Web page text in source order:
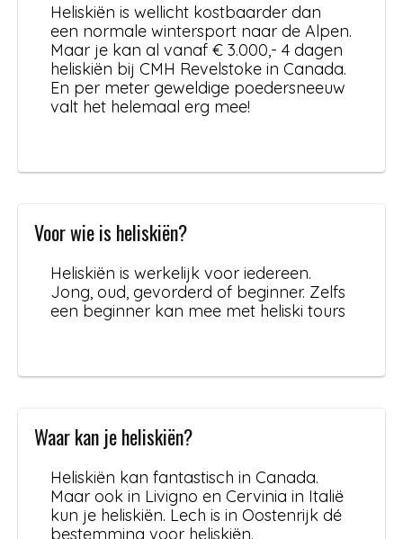
Heliskiën is wellicht kostbaarder dan
een normale wintersport naar de Alpen.
Maar je kan al vanaf € 3.000,- 4 dagen
heliskiën bij CMH Revelstoke in Canada.
En per meter geweldige poedersneeuw
valt het helemaal erg mee!
Voor wie is heliskiën?
Heliskiën is werkelijk voor iedereen.
Jong, oud, gevorderd of beginner. Zelfs
een beginner kan mee met heliski tours
Waar kan je heliskiën?
Heliskiën kan fantastisch in Canada.
Maar ook in Livigno en Cervinia in Italië
kun je heliskiën. Lech is in Oostenrijk dé
bestemming voor heliskiën.